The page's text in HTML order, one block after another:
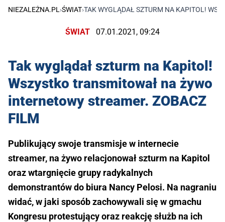
NIEZALEŻNA.PL›ŚWIAT›TAK WYGLĄDAŁ SZTURM NA KAPITOL!
ŚWIAT 07.01.2021, 09:24
Tak wyglądał szturm na Kapitol!
Wszystko transmitował na żywo
internetowy streamer. ZOBACZ
FILM
Publikujący swoje transmisje w internecie
streamer, na żywo relacjonował szturm na Kapitol
oraz wtargnięcie grupy radykalnych
demonstrantów do biura Nancy Pelosi. Na nagraniu
widać, w jaki sposób zachowywali się w gmachu
Kongresu protestujący oraz reakcję służb na ich